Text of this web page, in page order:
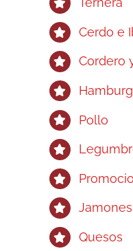
Cerdo e
Cordero
Pollo
Jamones
Quesos